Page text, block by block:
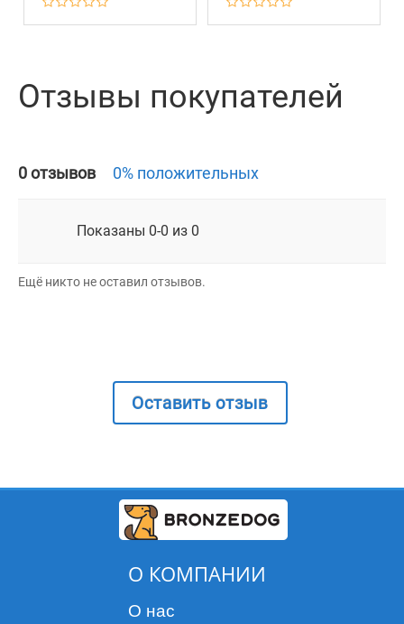
Отзывы покупателей
0 отзывов 0% положительных
Показаны 0-0 из 0
Ещё никто не оставил отзывов.
Оставить отзыв
О КОМПАНИИ
О нас